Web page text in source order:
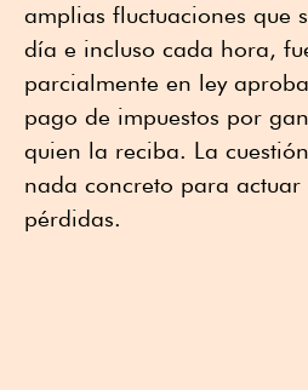
amplias fluctuaciones que
día e incluso cada hora,
parcialmente en ley
pago de impuestos por
quien la reciba. La
nada concreto para actuar
pérdidas.